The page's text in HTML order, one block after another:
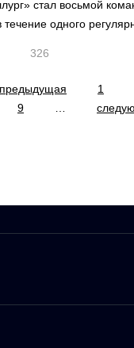
стал восьмой
одного
326
1
9